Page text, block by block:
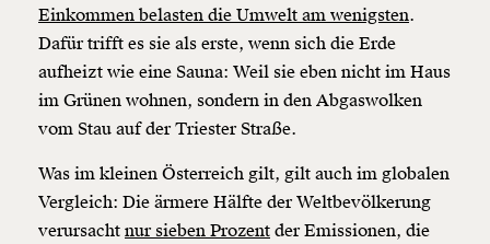
Einkommen belasten die Umwelt am wenigsten.
Dafür trifft es sie als erste, wenn sich die Erde
aufheizt wie eine Sauna: Weil sie eben nicht im Haus
im Grünen wohnen, sondern in den Abgaswolken
vom Stau auf der Triester Straße.
Was im kleinen Österreich gilt, gilt auch im globalen
Vergleich: Die ärmere Hälfte der Weltbevölkerung
verursacht nur sieben Prozent der Emissionen, die